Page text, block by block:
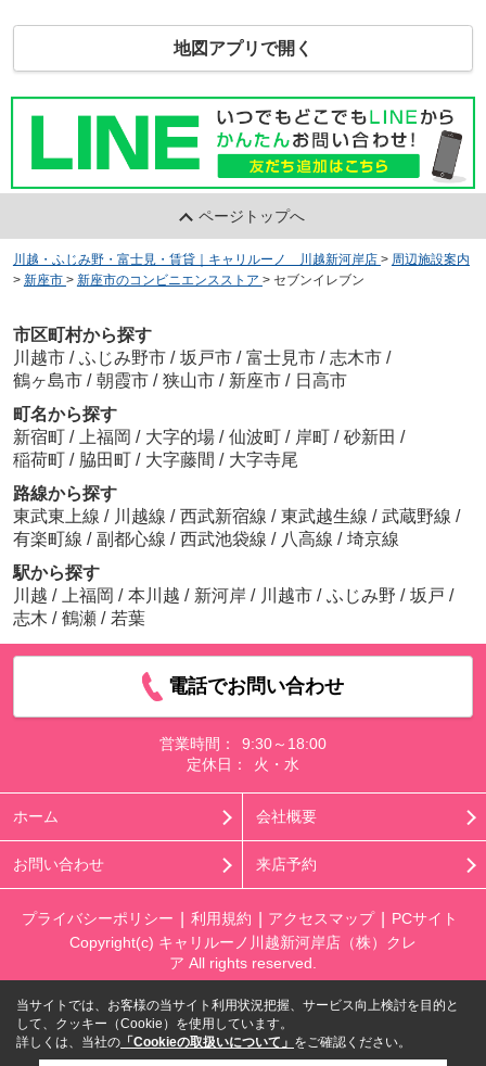
地図アプリで開く
ページトップへ
川越・ふじみ野・富士見・賃貸｜キャリルーノ 川越新河岸店 > 周辺施設案内
> 新座市 > 新座市のコンビニエンスストア > セブンイレブン
市区町村から探す
川越市 / ふじみ野市 / 坂戸市 / 富士見市 / 志木市 /
鶴ヶ島市 / 朝霞市 / 狭山市 / 新座市 / 日高市
町名から探す
新宿町 / 上福岡 / 大字的場 / 仙波町 / 岸町 / 砂新田 /
稲荷町 / 脇田町 / 大字藤間 / 大字寺尾
路線から探す
東武東上線 / 川越線 / 西武新宿線 / 東武越生線 / 武蔵野線 /
有楽町線 / 副都心線 / 西武池袋線 / 八高線 / 埼京線
駅から探す
川越 / 上福岡 / 本川越 / 新河岸 / 川越市 / ふじみ野 / 坂戸 /
志木 / 鶴瀬 / 若葉
電話でお問い合わせ
営業時間：
9:30～18:00
定休日：
火・水
ホーム 会社概要
お問い合わせ 来店予約
プライバシーポリシー 利用規約 アクセスマップ
PCサイト
Copyright(c) キャリルーノ川越新河岸店（株）クレ
ア All rights reserved.
当サイトでは、お客様の当サイト利用状況把握、サービス向上検討を目的と
して、クッキー（Cookie）を使用しています。
詳しくは、当社の 「Cookieの取扱いについて」 をご確認ください。